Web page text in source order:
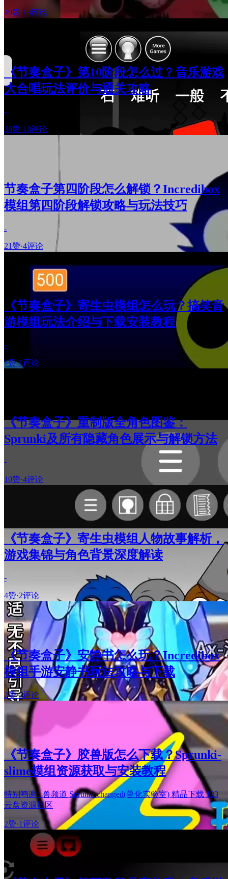
49赞·13评论
《节奏盒子》第10阶段怎么过？音乐游戏
大合唱玩法评价与通关攻略
-
38赞·18评论
节奏盒子第四阶段怎么解锁？Incredibox
模组第四阶段解锁攻略与玩法技巧
-
21赞·4评论
《节奏盒子》寄生虫模组怎么玩？搞笑音
游模组玩法介绍与下载安装教程
-
7赞·1评论
《节奏盒子》重制版全角色图鉴：
Sprunki及所有隐藏角色展示与解锁方法
-
10赞·4评论
《节奏盒子》寄生虫模组人物故事解析，
游戏集锦与角色背景深度解读
-
4赞·2评论
《节奏盒子》安静书怎么玩？Incredibox
模组手游安静书玩法攻略与下载
2赞·3评论
《节奏盒子》胶兽版怎么下载？Sprunki-
slime模组资源获取与安装教程
特别鸣谢 : 兽频道 Sprunki changed(兽化实验室) 精品下载 123
云盘资源社区
2赞·1评论